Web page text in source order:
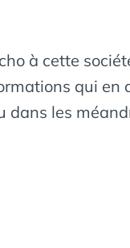
à cette
qui
les